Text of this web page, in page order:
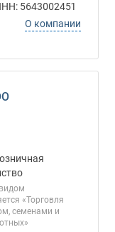
5643002451
О компании
«Торговля
семенами и